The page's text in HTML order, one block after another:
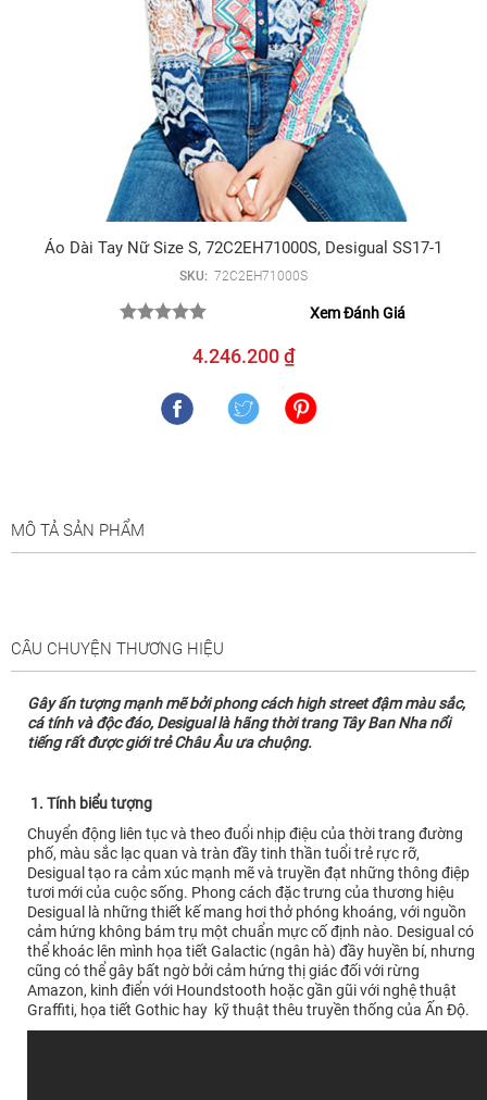
Áo Dài Tay Nữ Size S, 72C2EH71000S, Desigual SS17-1
SKU: 72C2EH71000S
Xem Đánh Giá
4.246.200 ₫
MÔ TẢ SẢN PHẨM
CÂU CHUYỆN THƯƠNG HIỆU
Gây ấn tượng mạnh mẽ bởi phong cách high street đậm màu sắc,
cá tính và độc đáo, Desigual là hãng thời trang Tây Ban Nha nổi
tiếng rất được giới trẻ Châu Âu ưa chuộng.
1. Tính biểu tượng
Chuyển động liên tục và theo đuổi nhịp điệu của thời trang đường
phố, màu sắc lạc quan và tràn đầy tinh thần tuổi trẻ rực rỡ,
Desigual tạo ra cảm xúc mạnh mẽ và truyền đạt những thông điệp
tươi mới của cuộc sống. Phong cách đặc trưng của thương hiệu
Desigual là những thiết kế mang hơi thở phóng khoáng, với nguồn
cảm hứng không bám trụ một chuẩn mực cố định nào. Desigual có
thể khoác lên mình họa tiết Galactic (ngân hà) đầy huyền bí, nhưng
cũng có thể gây bất ngờ bởi cảm hứng thị giác đối với rừng
Amazon, kinh điển với Houndstooth hoặc gần gũi với nghệ thuật
Graffiti, họa tiết Gothic hay kỹ thuật thêu truyền thống của Ấn Độ.